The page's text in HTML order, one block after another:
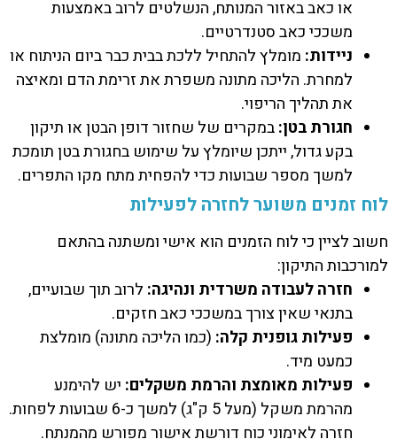
או כאב באזור המנותח, הנשלטים לרוב באמצעות
משככי כאב סטנדרטיים.
ניידות: מומלץ להתחיל ללכת בבית כבר ביום הניתוח או
למחרת. הליכה מתונה משפרת את זרימת הדם ומאיצה
את תהליך הריפוי.
חגורת בטן:במקרים של שחזור דופן הבטן או תיקון
בקע גדול, ייתכן שיומלץ על שימוש בחגורת בטן תומכת
למשך מספר שבועות כדי להפחית מתח מקו התפרים.
לוח זמנים משוער לחזרה לפעילות
חשוב לציין כי לוח הזמנים הוא אישי ומשתנה בהתאם
למורכבות התיקון:
חזרה לעבודה משרדית ונהיגה: לרוב תוך שבועיים,
בתנאי שאין צורך במשככי כאב חזקים.
פעילות גופנית קלה: (כמו הליכה מתונה) מומלצת
כמעט מיד.
פעילות מאומצת והרמת משקלים: יש להימנע
מהרמת משקל (מעל 5 ק"ג) למשך כ-6 שבועות לפחות.
חזרה לאימוני כוח דורשת אישור מפורש מהמנתח.